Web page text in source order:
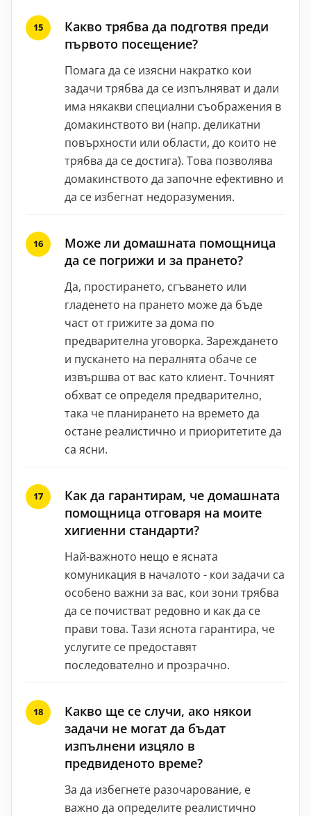
Какво трябва да подготвя преди
първото посещение?
Помага да се изясни накратко кои
задачи трябва да се изпълняват и дали
има някакви специални съображения в
домакинството ви (напр. деликатни
повърхности или области, до които не
трябва да се достига). Това позволява
домакинството да започне ефективно и
да се избегнат недоразумения.
Може ли домашната помощница
да се погрижи и за прането?
Да, простирането, сгъването или
гладенето на прането може да бъде
част от грижите за дома по
предварителна уговорка. Зареждането
и пускането на пералнята обаче се
извършва от вас като клиент. Точният
обхват се определя предварително,
така че планирането на времето да
остане реалистично и приоритетите да
са ясни.
Как да гарантирам, че домашната
помощница отговаря на моите
хигиенни стандарти?
Най-важното нещо е ясната
комуникация в началото - кои задачи са
особено важни за вас, кои зони трябва
да се почистват редовно и как да се
прави това. Тази яснота гарантира, че
услугите се предоставят
последователно и прозрачно.
Какво ще се случи, ако някои
задачи не могат да бъдат
изпълнени изцяло в
предвиденото време?
За да избегнете разочарование, е
важно да определите реалистично